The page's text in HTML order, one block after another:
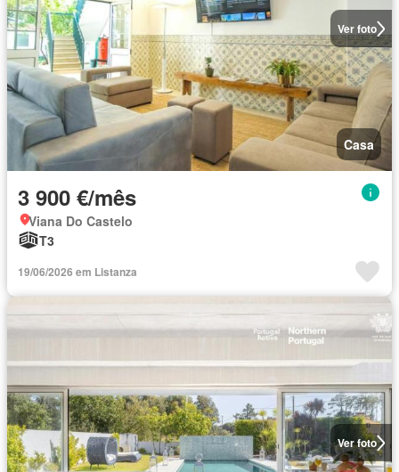
Ver foto
Casa
3 900 €/mês
Viana Do Castelo
T3
19/06/2026 em Listanza
Ver foto